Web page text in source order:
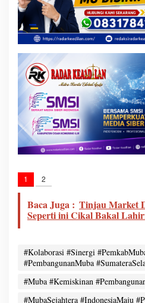
1 2
Baca Juga : Tinjau Market
Seperti ini Cikal Bakal
#Kolaborasi #Sinergi
#PembangunanMuba
#Muba #Kemiskinan
#MubaSejahtera #IndonesiaMaju